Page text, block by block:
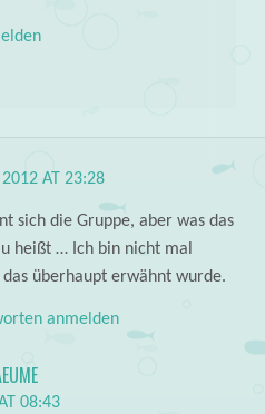
AT 23:28
sich die Gruppe, aber was das
heißt … Ich bin nicht mal
das überhaupt erwähnt wurde.
anmelden
08:43